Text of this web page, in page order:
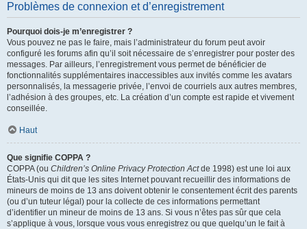
Problèmes de connexion et d’enregistrement
Pourquoi dois-je m’enregistrer ?
Vous pouvez ne pas le faire, mais l’administrateur du forum peut avoir
configuré les forums afin qu’il soit nécessaire de s’enregistrer pour poster des
messages. Par ailleurs, l’enregistrement vous permet de bénéficier de
fonctionnalités supplémentaires inaccessibles aux invités comme les avatars
personnalisés, la messagerie privée, l’envoi de courriels aux autres membres,
l’adhésion à des groupes, etc. La création d’un compte est rapide et vivement
conseillée.
Haut
Que signifie COPPA ?
COPPA (ou Children’s Online Privacy Protection Actde 1998) est une loi aux
États-Unis qui dit que les sites Internet pouvant recueillir des informations de
mineurs de moins de 13 ans doivent obtenir le consentement écrit des parents
(ou d’un tuteur légal) pour la collecte de ces informations permettant
d’identifier un mineur de moins de 13 ans. Si vous n’êtes pas sûr que cela
s’applique à vous, lorsque vous vous enregistrez ou que quelqu’un le fait à